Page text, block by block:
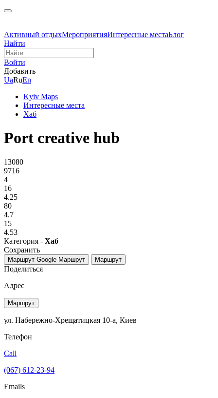
Активный отдыхМероприятияИнтересные местаБлог
Найти
Войти
Добавить
UaRuEn
Kyiv Maps
Интересные места
Хаб
Port creative hub
13080
9716
4
16
4.25
80
4.7
15
4.53
Категория - Хаб
Сохранить
Маршрут Google Маршрут Маршрут
Поделиться
Адрес
Маршрут
ул. Набережно-Хрещатицкая 10-а, Киев
Телефон
Call
(067) 612-23-94
Emails